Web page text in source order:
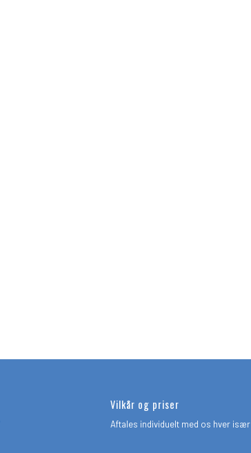
Vilkår og priser
Aftales individuelt med os hver især